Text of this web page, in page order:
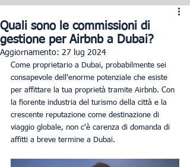
Quali sono le commissioni di
gestione per Airbnb a Dubai?
Aggiornamento: 27 lug 2024
Come proprietario a Dubai, probabilmente sei
consapevole dell'enorme potenziale che esiste
per affittare la tua proprietà tramite Airbnb. Con
la fiorente industria del turismo della città e la
crescente reputazione come destinazione di
viaggio globale, non c'è carenza di domanda di
affitti a breve termine a Dubai.